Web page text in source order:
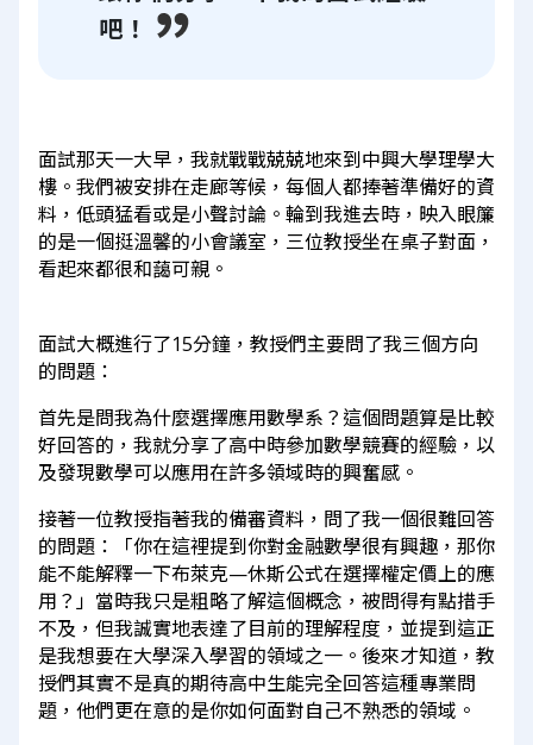
吧！
面試那天一大早，我就戰戰兢兢地來到中興大學理學大
樓。我們被安排在走廊等候，每個人都捧著準備好的資
料，低頭猛看或是小聲討論。輪到我進去時，映入眼簾
的是一個挺溫馨的小會議室，三位教授坐在桌子對面，
看起來都很和藹可親。
面試大概進行了15分鐘，教授們主要問了我三個方向
的問題：
首先是問我為什麼選擇應用數學系？這個問題算是比較
好回答的，我就分享了高中時參加數學競賽的經驗，以
及發現數學可以應用在許多領域時的興奮感。
接著一位教授指著我的備審資料，問了我一個很難回答
的問題：「你在這裡提到你對金融數學很有興趣，那你
能不能解釋一下布萊克—休斯公式在選擇權定價上的應
用？」當時我只是粗略了解這個概念，被問得有點措手
不及，但我誠實地表達了目前的理解程度，並提到這正
是我想要在大學深入學習的領域之一。後來才知道，教
授們其實不是真的期待高中生能完全回答這種專業問
題，他們更在意的是你如何面對自己不熟悉的領域。